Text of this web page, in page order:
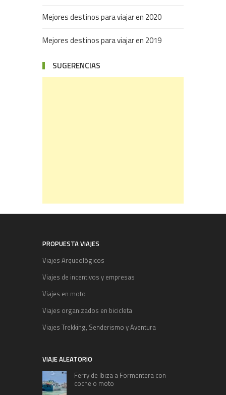
Mejores destinos para viajar en 2020
Mejores destinos para viajar en 2019
SUGERENCIAS
PROPUESTA VIAJES
Viajes Arqueológicos
Viajes de incentivos y empresas
Viajes en moto
Viajes organizados en bicicleta
Viajes Trekking, Senderismo y Aventura
VIAJE ALEATORIO
Ferry de Ibiza a Formentera con
coche o moto